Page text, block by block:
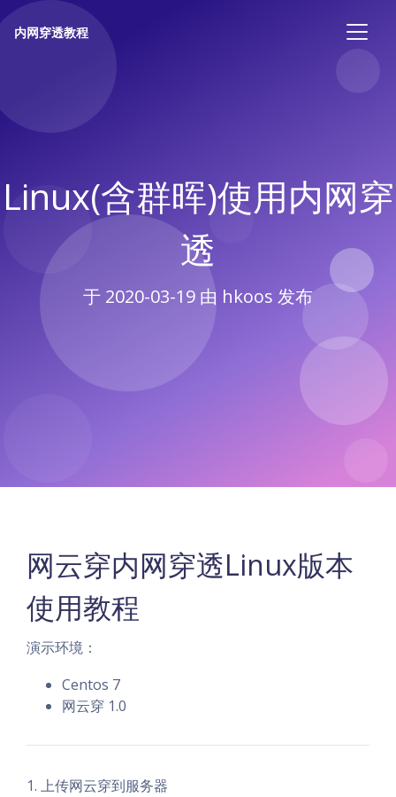
内网穿透教程
Linux(含群晖)使用内网穿
透
于 2020-03-19 由 hkoos 发布
网云穿内网穿透Linux版本
使用教程
演示环境：
Centos 7
网云穿 1.0
1. 上传网云穿到服务器